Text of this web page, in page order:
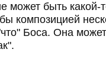
может быть какой-
композицией
Боса. Она